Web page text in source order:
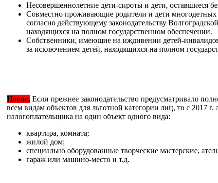
Несовершеннолетние дети-сироты и дети, оставшиеся
Совместно проживающие родители и дети
согласно действующему законодательству
находящихся на полном государственном обеспечении.
Собственники, имеющие на иждивении детей-
за исключением детей, находящихся на полном
Новое. Если прежнее законодательство предусматривало
всем видам объектов для льготной категории лиц, то с 2017 г.
налогоплательщика на один объект одного вида:
квартира, комната;
жилой дом;
специально оборудованные творческие мастерские,
гараж или машино-место и т.д.